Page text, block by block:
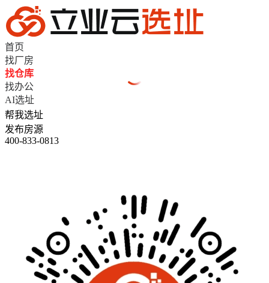
首页
找厂房
找仓库
找办公
AI选址
帮我选址
发布房源
400-833-0813